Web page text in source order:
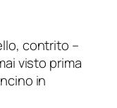
contrito –
visto prima
in